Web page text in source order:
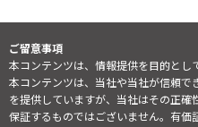
ご留意事項
本コンテンツは、情報提供を目的とし
本コンテンツは、当社や当社が信頼
を提供していますが、当社はその正
保証するものではございません。有価